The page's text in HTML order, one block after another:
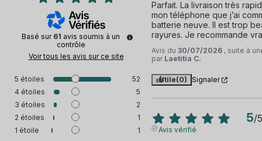
Basé sur 61 avis soumis à un
contrôle
Voir tous les avis sur ce site
5 étoiles
52
4 étoiles
5
3 étoiles
2
2 étoiles
1
1 étoile 1
Parfait. La livraison très
mon téléphone que j’ai
batterie neuve. Il est trop
rayures. Je recommande
Avis du 30/07/2026 , suite à
par Laetitia C.
Utile(0) Signaler
5/5
Avis vérifié